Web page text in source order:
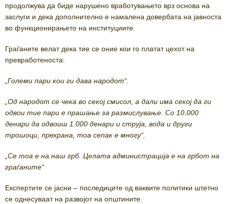
продолжува да биде нарушено вработувањето врз основа на
заслуги и дека дополнително е намалена довербата на јавноста
во функционирањето на институциите.
Граѓаните велат дека тие се оние кои го платат цехот на
превработеноста:
„Големи пари кои ги дава народот“.
„Од народот се чека во секој смисол, а дали има секој да ги
одвои тие пари е прашање за размислување. Со 10.000
денари да одвоиш 1.000 денари и струја, вода и други
трошоци, прехрана, тоа сепак е многу“.
„Се тоа е на наш грб. Целата администрација е на грбот на
граѓаните“
Експертите се јасни – последиците од ваквите политики штетно
се однесуваат на развојот на општините.